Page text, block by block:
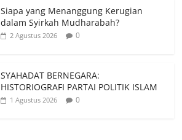
Siapa yang Menanggung Kerugian
dalam Syirkah Mudharabah?
2 Agustus 2026 0
SYAHADAT BERNEGARA:
HISTORIOGRAFI PARTAI POLITIK ISLAM
1 Agustus 2026 0